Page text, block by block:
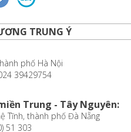
TRUNG Ý
phố Hà Nội
39429754
Trung - Tây Nguyên:
Tĩnh, thành phố Đà Nẵng
51 303